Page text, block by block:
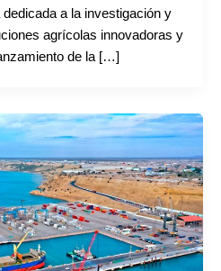
a la investigación y
agrícolas innovadoras y
de la […]